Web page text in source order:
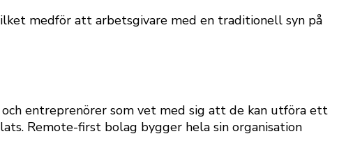
medför att arbetsgivare med en traditionell syn på
entreprenörer som vet med sig att de kan utföra ett
Remote-first bolag bygger hela sin organisation